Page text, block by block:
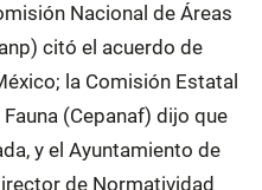
Nacional de Áreas
citó el acuerdo de
la Comisión Estatal
(Cepanaf) dijo que
y el Ayuntamiento de
de Normatividad